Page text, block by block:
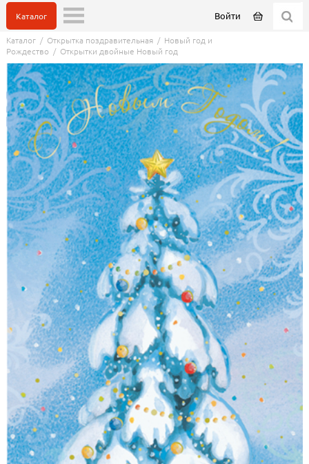
Войти
Каталог
Каталог/ Открытка поздравительная/ Новый год и
Рождество / Открытки двойные Новый год